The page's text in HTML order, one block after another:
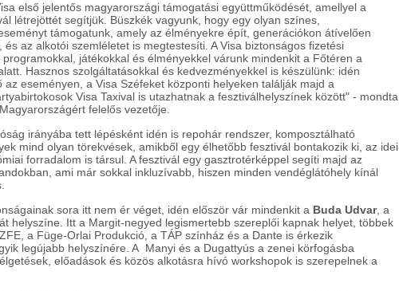
első jelentős magyarországi támogatási együttműködését, amellyel a
létrejöttét segítjük. Büszkék vagyunk, hogy egy olyan színes,
támogatunk, amely az élményekre épít, generációkon átívelően
az alkotói szemléletet is megtestesíti. A Visa biztonságos fizetési
játékokkal és élményekkel várunk mindenkit a Főtéren a
Hasznos szolgáltatásokkal és kedvezményekkel is készülünk: idén
eseményen, a Visa Széfeket központi helyeken találják majd a
Visa Taxival is utazhatnak a fesztiválhelyszínek között" - mondta
Magyarországért felelős vezetője.
irányába tett lépésként idén is repohár rendszer, komposztálható
mind olyan törekvések, amikből egy élhetőbb fesztivál bontakozik ki, az idei
forradalom is társul. A fesztivál egy gasztrotérképpel segíti majd az
ami már sokkal inkluzívabb, hiszen minden vendéglátóhely kínál
sora itt nem ér véget, idén először vár mindenkit a Buda Udvar, a
helyszíne. Itt a Margit-negyed legismertebb szereplői kapnak helyet, többek
a Füge-Orlai Produkció, a TÁP színház és a Dante is érkezik
legújabb helyszínére. A Manyi és a Dugattyús a zenei körfogásba
előadások és közös alkotásra hívó workshopok is szerepelnek a